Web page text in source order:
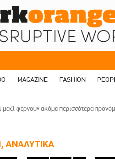
MAGAZINE FASHION
μαζί φέρνουν ακόμα περισσότερα
ΑΝΑΛΥΤΙΚΑ